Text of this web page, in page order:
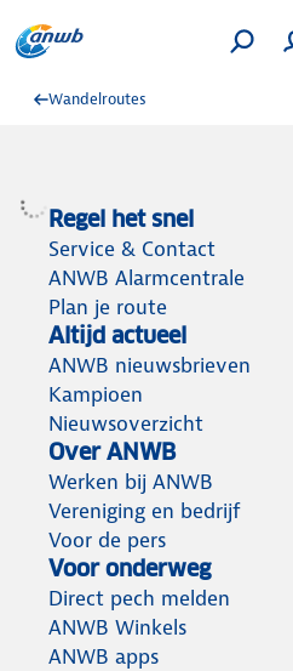
Wandelroutes
Regel het snel
Service & Contact
ANWB Alarmcentrale
Plan je route
Altijd actueel
ANWB nieuwsbrieven
Kampioen
Nieuwsoverzicht
Over ANWB
Werken bij ANWB
Vereniging en bedrijf
Voor de pers
Voor onderweg
Direct pech melden
ANWB Winkels
ANWB apps